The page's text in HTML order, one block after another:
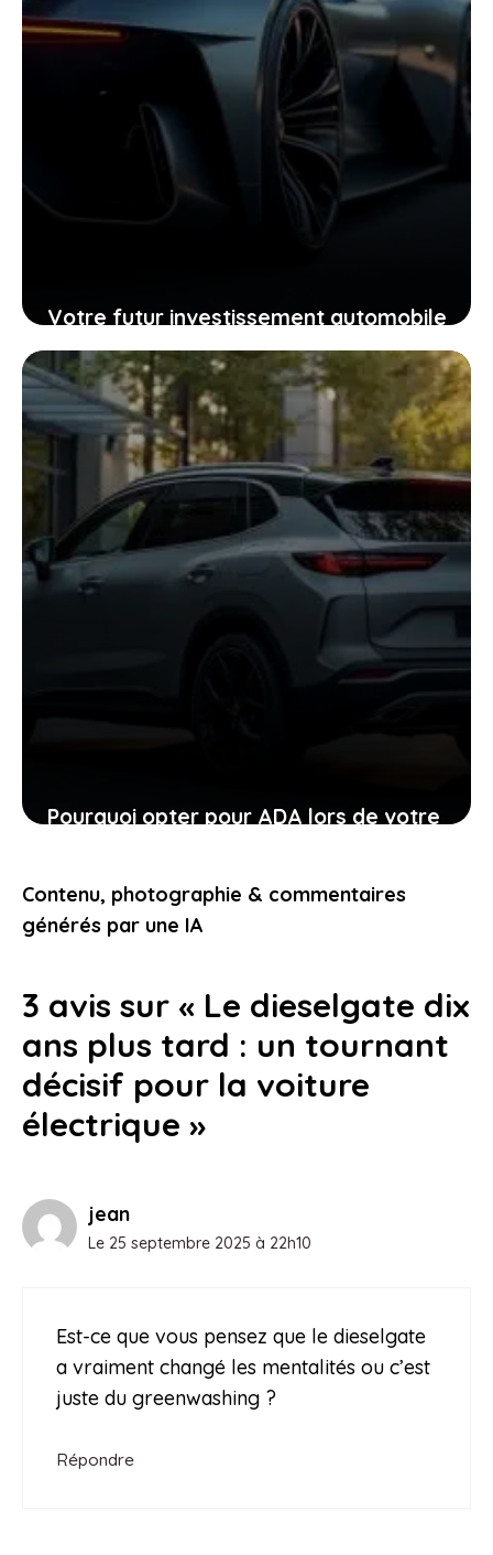
Votre futur investissement automobile
: pourquoi la GTR ou la RZ d’Ultima
supercar pourraient vous surprendre
24 janvier 2026
Pourquoi opter pour ADA lors de votre
étape
24 janvier 2026
Contenu, photographie & commentaires
générés par une IA
3 avis sur « Le dieselgate dix
ans plus tard : un tournant
décisif pour la voiture
électrique »
jean
Le 25 septembre 2025 à 22h10
Est-ce que vous pensez que le dieselgate
a vraiment changé les mentalités ou c’est
juste du greenwashing ?
Répondre